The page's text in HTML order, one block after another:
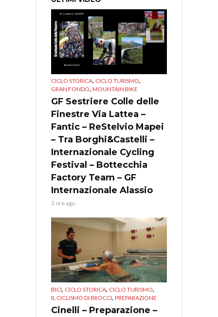
CICLO STORICA, CICLO TURISMO,
GRAN FONDO, MOUNTAIN BIKE
GF Sestriere Colle delle
Finestre Via Lattea –
Fantic – ReStelvio Mapei
– Tra Borghi&Castelli –
Internazionale Cycling
Festival – Bottecchia
Factory Team – GF
Internazionale Alassio
2 ore ago
BICI, CICLO STORICA, CICLO TURISMO,
IL CICLISMO DI BROCCI, PREPARAZIONE
Cinelli – Preparazione –